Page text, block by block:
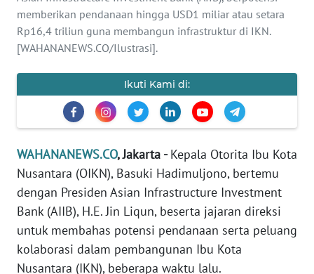
memberikan pendanaan hingga USD1 miliar atau setara
Rp16,4 triliun guna membangun infrastruktur di IKN.
[WAHANANEWS.CO/Ilustrasi].
Ikuti Kami di:
WAHANANEWS.CO, Jakarta -Kepala Otorita Ibu Kota
Nusantara (OIKN), Basuki Hadimuljono, bertemu
dengan Presiden Asian Infrastructure Investment
Bank (AIIB), H.E. Jin Liqun, beserta jajaran direksi
untuk membahas potensi pendanaan serta peluang
kolaborasi dalam pembangunan Ibu Kota
Nusantara (IKN), beberapa waktu lalu.
OLAHRAGA
EDITORIAL
INDEKS
BERITA
KONTAK
KAMI